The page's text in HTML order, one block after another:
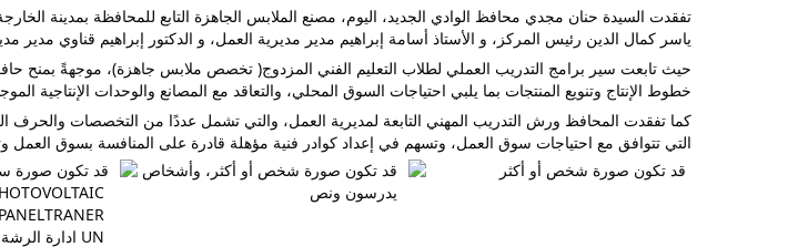
ياسر كمال الدين رئيس المركز، و الأستاذ أسامة إبراهيم مدير مديرية العمل، و الدكتور إبراهيم قناوي مدير
خطوط الإنتاج وتنويع المنتجات بما يلبي احتياجات السوق المحلي، والتعاقد مع المصانع والوحدات الإنتاجية
التي تتوافق مع احتياجات سوق العمل، وتسهم في إعداد كوادر فنية مؤهلة قادرة على المنافسة بسوق العمل